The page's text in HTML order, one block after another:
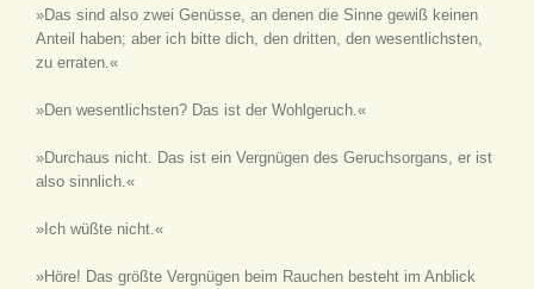
»Das sind also zwei Genüsse, an denen die Sinne gewiß keinen
Anteil haben; aber ich bitte dich, den dritten, den wesentlichsten,
zu erraten.«
»Den wesentlichsten? Das ist der Wohlgeruch.«
»Durchaus nicht. Das ist ein Vergnügen des Geruchsorgans, er ist
also sinnlich.«
»Ich wüßte nicht.«
»Höre! Das größte Vergnügen beim Rauchen besteht im Anblick